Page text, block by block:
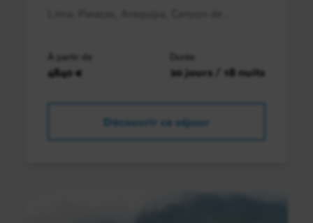
À partir de
4840 €
Durée
20 jours / 18 nuits
Découvrir ce séjour